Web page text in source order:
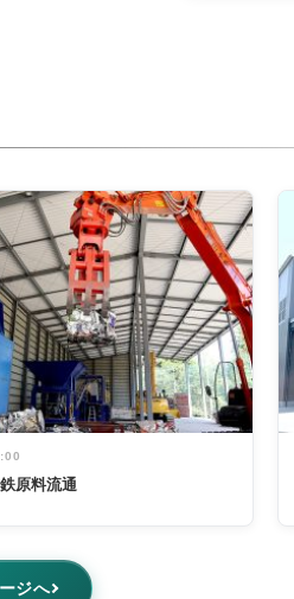
原料流通
ジへ